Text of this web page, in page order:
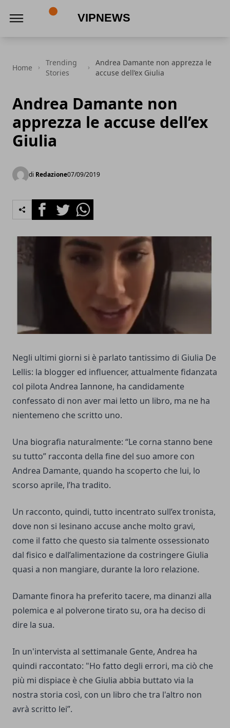
Home
Trending
Stories
Andrea Damante non apprezza le
accuse dell’ex Giulia
Andrea Damante non
apprezza le accuse dell’ex
Giulia
di Redazione07/09/2019
FacebookTwitterWhatsapp
Negli ultimi giorni si è parlato tantissimo di Giulia De
Lellis: la blogger ed influencer, attualmente fidanzata
col pilota Andrea Iannone, ha candidamente
confessato di non aver mai letto un libro, ma ne ha
nientemeno che scritto uno.
Una biografia naturalmente: “Le corna stanno bene
su tutto” racconta della fine del suo amore con
Andrea Damante, quando ha scoperto che lui, lo
scorso aprile, l’ha tradito.
Un racconto, quindi, tutto incentrato sull’ex tronista,
dove non si lesinano accuse anche molto gravi,
come il fatto che questo sia talmente ossessionato
dal fisico e dall’alimentazione da costringere Giulia
quasi a non mangiare, durante la loro relazione.
Damante finora ha preferito tacere, ma dinanzi alla
polemica e al polverone tirato su, ora ha deciso di
dire la sua.
In un'intervista al settimanale Gente, Andrea ha
quindi raccontato: "Ho fatto degli errori, ma ciò che
più mi dispiace è che Giulia abbia buttato via la
nostra storia così, con un libro che tra l'altro non
avrà scritto lei”.